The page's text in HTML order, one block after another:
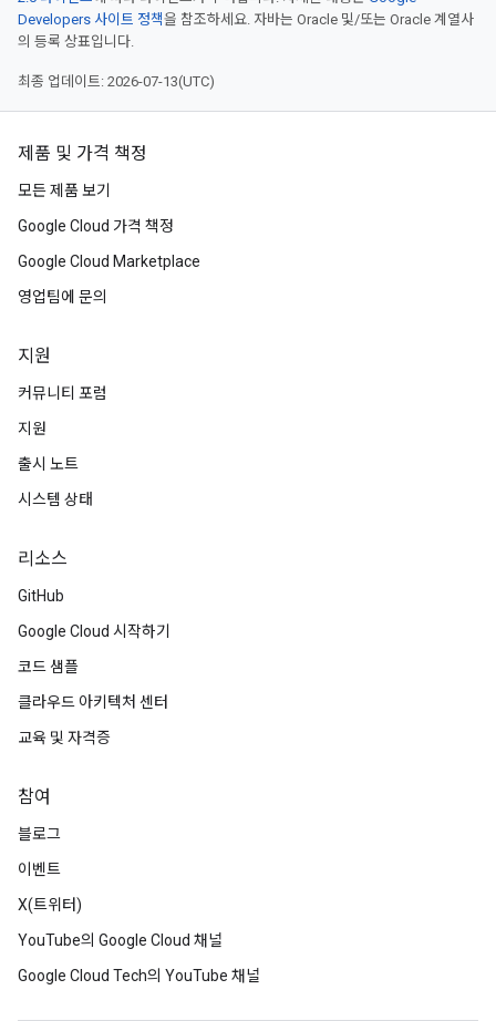
Developers 사이트 정책을 참조하세요. 자바는 Oracle 및/또는 Oracle 계열사
의 등록 상표입니다.
최종 업데이트: 2026-07-13(UTC)
제품 및 가격 책정
모든 제품 보기
Google Cloud 가격 책정
Google Cloud Marketplace
영업팀에 문의
지원
커뮤니티 포럼
지원
출시 노트
시스템 상태
리소스
GitHub
Google Cloud 시작하기
코드 샘플
클라우드 아키텍처 센터
교육 및 자격증
참여
블로그
이벤트
X(트위터)
YouTube의 Google Cloud 채널
Google Cloud Tech의 YouTube 채널